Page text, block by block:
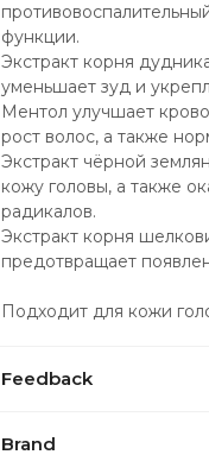
функции.
Экстракт корня
уменьшает зуд и
Ментол улучшает
рост волос, а также
Экстракт чёрной
кожу головы, а также
радикалов.
Экстракт корня
предотвращает
Подходит для кожи
Feedback
Brand